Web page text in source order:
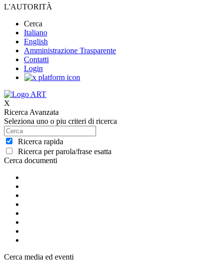
L'AUTORITÀ
Cerca
Italiano
English
Amministrazione Trasparente
Contatti
Login
X
Ricerca Avanzata
Seleziona uno o piu criteri di ricerca
Ricerca rapida
Ricerca per parola/frase esatta
Cerca documenti
Cerca media ed eventi